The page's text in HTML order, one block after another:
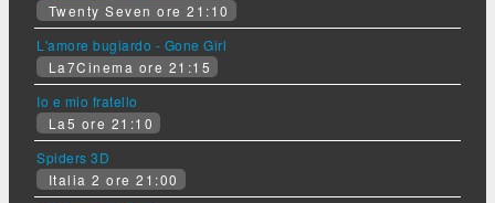
Twenty Seven ore 21:10
L'amore bugiardo - Gone Girl
La7Cinema ore 21:15
Io e mio fratello
La5 ore 21:10
Spiders 3D
Italia 2 ore 21:00